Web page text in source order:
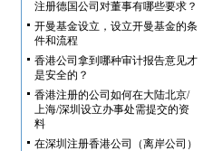
注册德国公司对董事有哪些要求？
开曼基金设立，设立开曼基金的条
件和流程
香港公司拿到哪种审计报告意见才
是安全的？
香港注册的公司如何在大陆北京/
上海/深圳设立办事处需提交的资
料
在深圳注册香港公司（离岸公司）